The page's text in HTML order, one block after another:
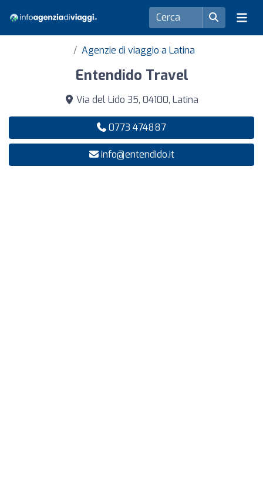
Agenzie di viaggio a Latina
Entendido Travel
Via del Lido 35, 04100, Latina
0773 474887
info@entendido.it